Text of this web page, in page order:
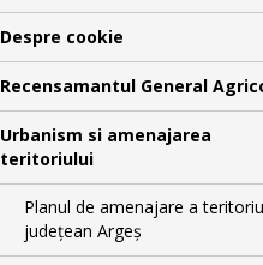
Despre cookie
Recensamantul General
Urbanism si amenajarea
teritoriului
Planul de amenajare a
județean Argeș